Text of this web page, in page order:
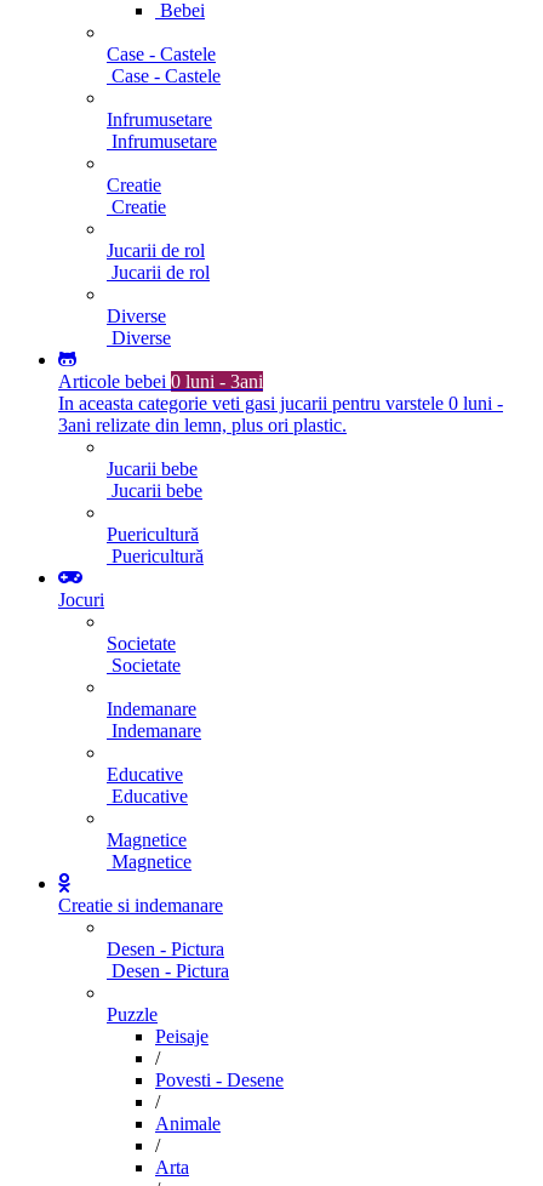
Bebei
Case - Castele
Case - Castele
Infrumusetare
Infrumusetare
Creatie
Creatie
Jucarii de rol
Jucarii de rol
Diverse
Diverse
Articole bebei 0 luni - 3ani
In aceasta categorie veti gasi jucarii pentru varstele 0 luni -
3ani relizate din lemn, plus ori plastic.
Jucarii bebe
Jucarii bebe
Puericultură
Puericultură
Jocuri
Societate
Societate
Indemanare
Indemanare
Educative
Educative
Magnetice
Magnetice
Creatie si indemanare
Desen - Pictura
Desen - Pictura
Puzzle
Peisaje
/
Povesti - Desene
/
Animale
/
Arta